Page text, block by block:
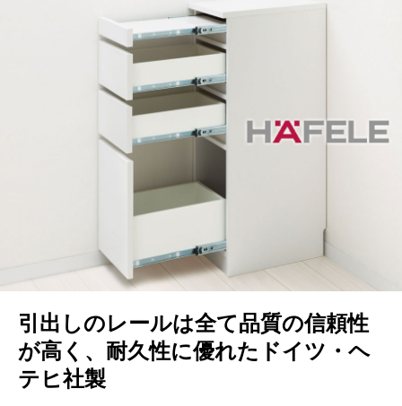
引出しのレールは全て品質の信頼性
が高く、耐久性に優れたドイツ・ヘ
テヒ社製